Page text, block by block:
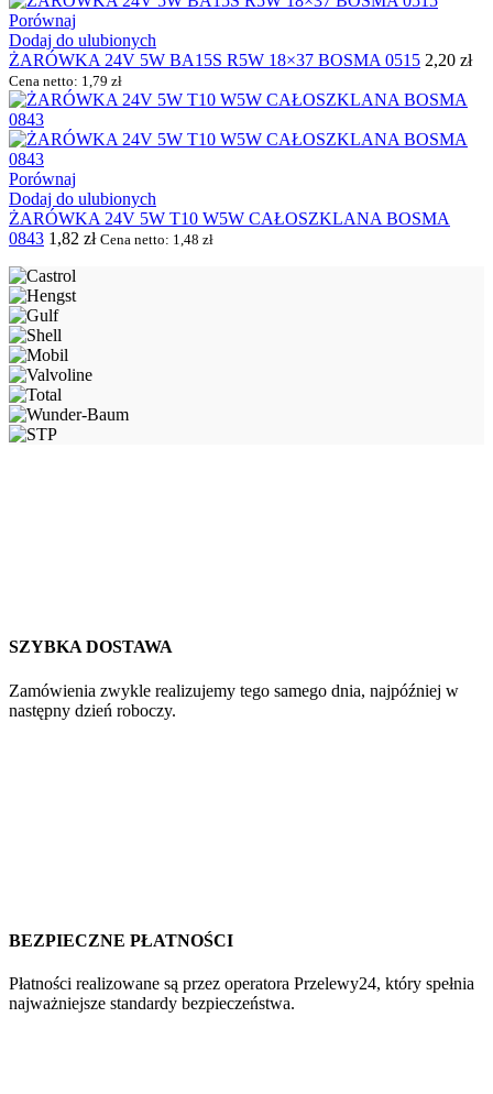
Porównaj
Dodaj do ulubionych
ŻARÓWKA 24V 5W BA15S R5W 18×37 BOSMA 0515 2,20 zł
Cena netto: 1,79 zł
Porównaj
Dodaj do ulubionych
ŻARÓWKA 24V 5W T10 W5W CAŁOSZKLANA BOSMA
0843 1,82 zł Cena netto: 1,48 zł
SZYBKA DOSTAWA
Zamówienia zwykle realizujemy tego samego dnia, najpóźniej w
następny dzień roboczy.
BEZPIECZNE PŁATNOŚCI
Płatności realizowane są przez operatora Przelewy24, który spełnia
najważniejsze standardy bezpieczeństwa.